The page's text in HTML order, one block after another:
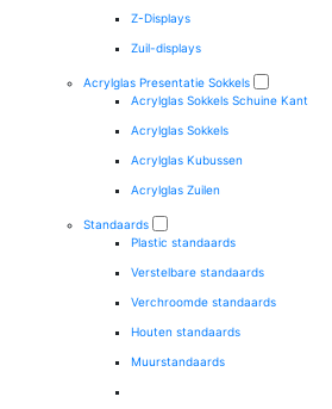
Z-Displays
Zuil-displays
Acrylglas Presentatie Sokkels
Acrylglas Sokkels Schuine Kant
Acrylglas Sokkels
Acrylglas Kubussen
Acrylglas Zuilen
Standaards
Plastic standaards
Verstelbare standaards
Verchroomde standaards
Houten standaards
Muurstandaards